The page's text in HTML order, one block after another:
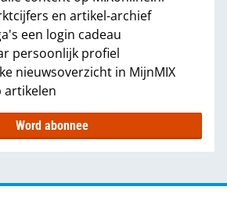
en artikel-archief
een login cadeau
persoonlijk profiel
nieuwsoverzicht in MijnMIX
artikelen
Word abonnee